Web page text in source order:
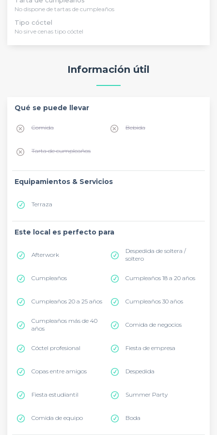
No dispone de tartas de cumpleaños
Tipo cóctel
No sirve cenas tipo cóctel
Información útil
Qué se puede llevar
Comida Bebida
Tarta de cumpleaños
Equipamientos & Servicios
Terraza
Este local es perfecto para
Afterwork
Despedida de soltera /
soltero
Cumpleaños Cumpleaños 18 a 20 años
Cumpleaños 20 a 25 años Cumpleaños 30 años
Cumpleaños más de 40
años
Comida de negocios
Cóctel profesional Fiesta de empresa
Copas entre amigos Despedida
Fiesta estudiantil Summer Party
Comida de equipo Boda